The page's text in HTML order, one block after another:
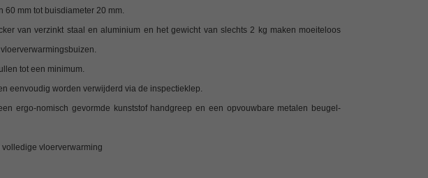
60 mm tot buisdiameter 20 mm.
van verzinkt staal en aluminium en het gewicht van slechts 2 kg maken moeiteloos
tot een minimum.
eenvoudig worden verwijderd via de inspectieklep.
ergo-nomisch gevormde kunststof handgreep en een opvouwbare metalen beugel-
vloerverwarming